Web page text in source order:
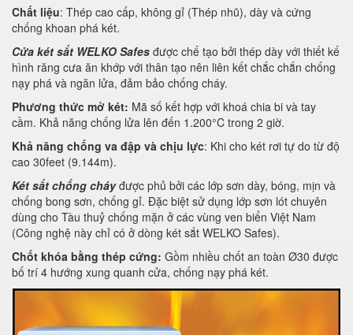
Chất liệu: Thép cao cấp, không gỉ (Thép nhũ), dày và cứng
chống khoan phá két.
Cửa két sắt WELKO Safes được chế tạo bởi thép dày với thiết kế
hình răng cưa ăn khớp với thân tạo nên liên kết chắc chắn chống
nạy phá và ngăn lửa, đảm bảo chống cháy.
Phương thức mở két: Mã số kết hợp với khoá chia bi và tay
cầm. Khả năng chống lửa lên đến 1.200°C trong 2 giờ.
Khả năng chống va đập và chịu lực: Khi cho két rơi tự do từ độ
cao 30feet (9.144m).
Két sắt chống cháyđược phủ bởi các lớp sơn dày, bóng, mịn và
chống bong sơn, chống gỉ. Đặc biệt sử dụng lớp sơn lót chuyên
dùng cho Tàu thuỷ chống mặn ở các vùng ven biển Việt Nam
(Công nghệ này chỉ có ở dòng két sắt WELKO Safes).
Chốt khóa bằng thép cứng: Gồm nhiều chốt an toàn Ø30 được
bố trí 4 hướng xung quanh cửa, chống nạy phá két.